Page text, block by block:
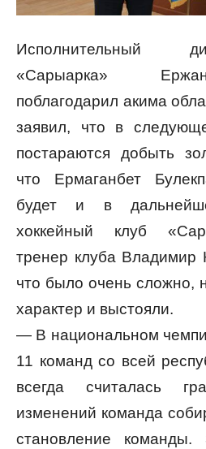
Исполнительный
«Сарыарка»
поблагодарил акима
заявил, что в
постараются добыть
что Ермаганбет
будет и в
хоккейный клуб
тренер клуба Владимир
что было очень сложно,
характер и выстояли.
— В национальном
11 команд со всей
всегда считалась
изменений команда
становление